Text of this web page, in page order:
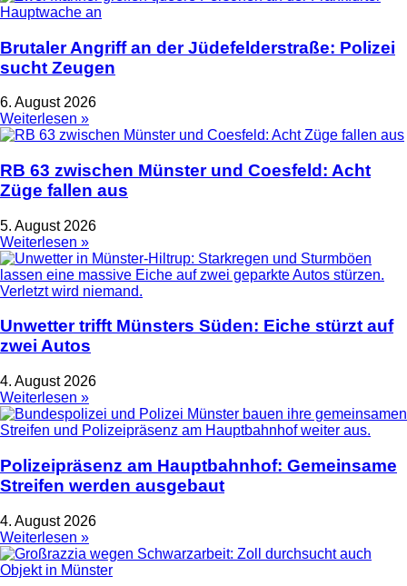
Brutaler Angriff an der Jüdefelderstraße: Polizei
sucht Zeugen
6. August 2026
Weiterlesen »
RB 63 zwischen Münster und Coesfeld: Acht
Züge fallen aus
5. August 2026
Weiterlesen »
Unwetter trifft Münsters Süden: Eiche stürzt auf
zwei Autos
4. August 2026
Weiterlesen »
Polizeipräsenz am Hauptbahnhof: Gemeinsame
Streifen werden ausgebaut
4. August 2026
Weiterlesen »